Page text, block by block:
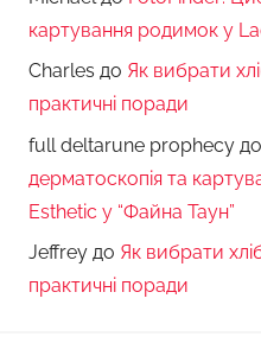
картування родимок у
Charles до Як вибрати
практичні поради
full deltarune prophecy до
дерматоскопія та
Esthetic у “Файна Таун”
Jeffrey до Як вибрати
практичні поради